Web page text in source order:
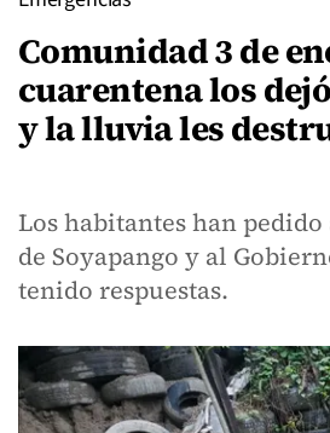
Comunidad 3 de
cuarentena los
y la lluvia les
Los habitantes han
de Soyapango y al
tenido respuestas.